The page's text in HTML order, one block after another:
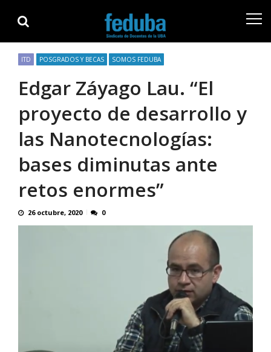
navigation
content
ITD POSGRADOS Y BECAS SOMOS FEDUBA
Edgar Záyago Lau. “El
proyecto de desarrollo y
las Nanotecnologías:
bases diminutas ante
retos enormes”
26 octubre, 2020 0